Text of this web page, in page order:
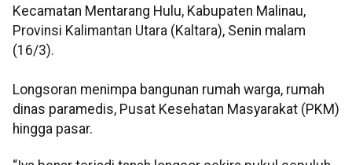
Kecamatan Mentarang Hulu, Kabupaten Malinau,
Provinsi Kalimantan Utara (Kaltara), Senin malam
(16/3).
Longsoran menimpa bangunan rumah warga, rumah
dinas paramedis, Pusat Kesehatan Masyarakat (PKM)
hingga pasar.